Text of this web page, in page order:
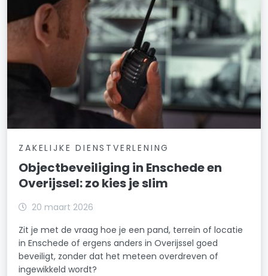
ZAKELIJKE DIENSTVERLENING
Objectbeveiliging in Enschede en
Overijssel: zo kies je slim
20 maart 2026
Zit je met de vraag hoe je een pand, terrein of locatie
in Enschede of ergens anders in Overijssel goed
beveiligt, zonder dat het meteen overdreven of
ingewikkeld wordt?